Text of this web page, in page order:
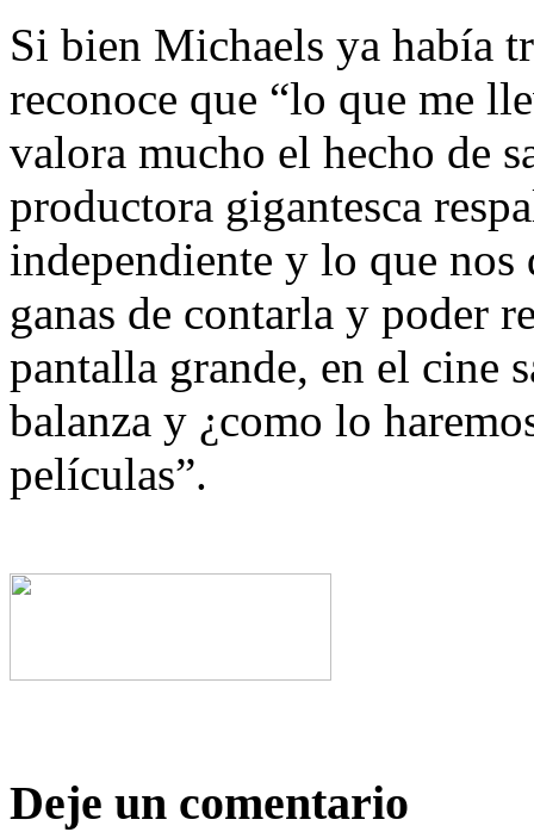
Si bien Michaels ya había
reconoce que “lo que me
valora mucho el hecho de
productora gigantesca
independiente y lo que nos
ganas de contarla y poder
pantalla grande, en el cine
balanza y ¿como lo
películas”.
Deje un comentario